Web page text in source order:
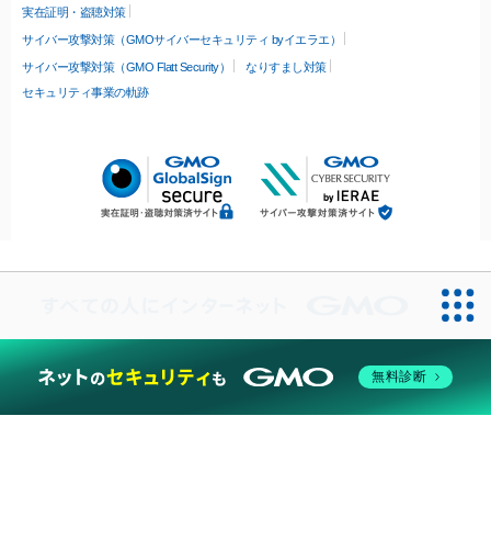
実在証明・盗聴対策
サイバー攻撃対策（GMOサイバーセキュリティ byイエラエ）
サイバー攻撃対策（GMO Flatt Security）
なりすまし対策
セキュリティ事業の軌跡
無料診断